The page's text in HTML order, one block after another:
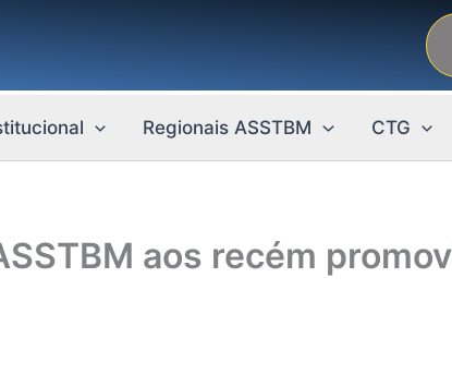
Regionais ASSTBM CTG
aos recém